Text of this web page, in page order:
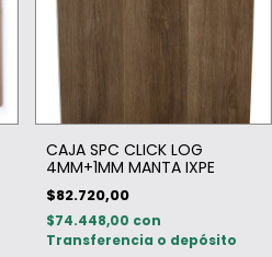
CAJA SPC CLICK LOG
4MM+1MM MANTA IXPE
$82.720,00
$74.448,00 con
Transferencia o depósito